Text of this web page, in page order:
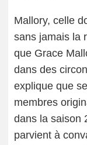
Mallory, celle
sans jamais la
que Grace
dans des
explique que
membres
dans la saison
parvient à